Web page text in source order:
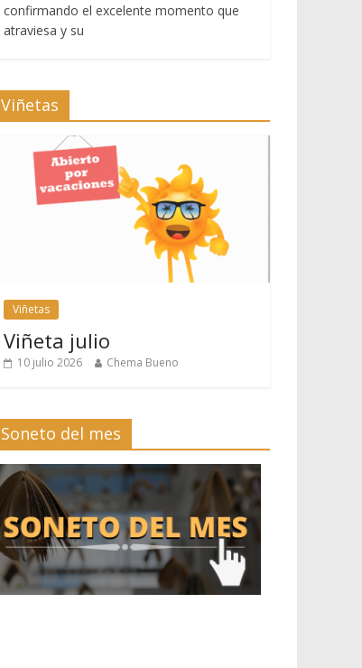
confirmando el excelente momento que
atraviesa y su
Viñetas
Viñetas
Viñeta julio
10 julio 2026 Chema Bueno
Soneto del mes